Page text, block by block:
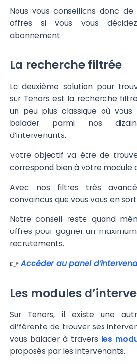
Nous vous conseillons donc
offres si vous vous
abonnement
La recherche filtrée
La deuxième solution pour
sur Tenors est la recherche
un peu plus classique où vous
balader parmi nos
d’intervenants.
Votre objectif va être de
correspond bien à votre module
Avec nos filtres très
convaincus que vous vous en
Notre conseil reste quand
offres pour gagner un
recrutements.
👉Accéder au panel
Les modules
Sur Tenors, il existe une
différente de trouver ses
vous balader à travers les
proposés par les intervenants.